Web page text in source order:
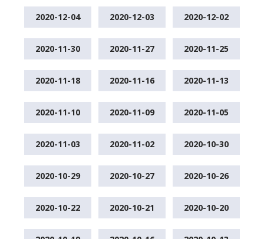
2020-12-04 2020-12-03 2020-12-02
2020-11-30 2020-11-27 2020-11-25
2020-11-18 2020-11-16 2020-11-13
2020-11-10 2020-11-09 2020-11-05
2020-11-03 2020-11-02 2020-10-30
2020-10-29 2020-10-27 2020-10-26
2020-10-22 2020-10-21 2020-10-20